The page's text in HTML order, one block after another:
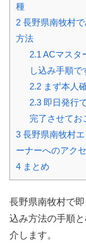
種
2 長野県南牧村
方法
2.1 ACマスタ
し込み手順で
2.2まず本人
2.3即日発行
完了させてお
3 長野県南牧村
ーナーへのアク
4 まとめ
長野県南牧村で
込み方法の手順
介します。